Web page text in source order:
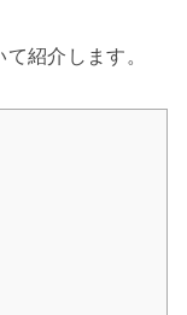
紹介します。